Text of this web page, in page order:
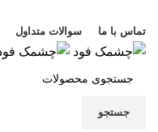
تماس با ما سوالات متداول
جستجو